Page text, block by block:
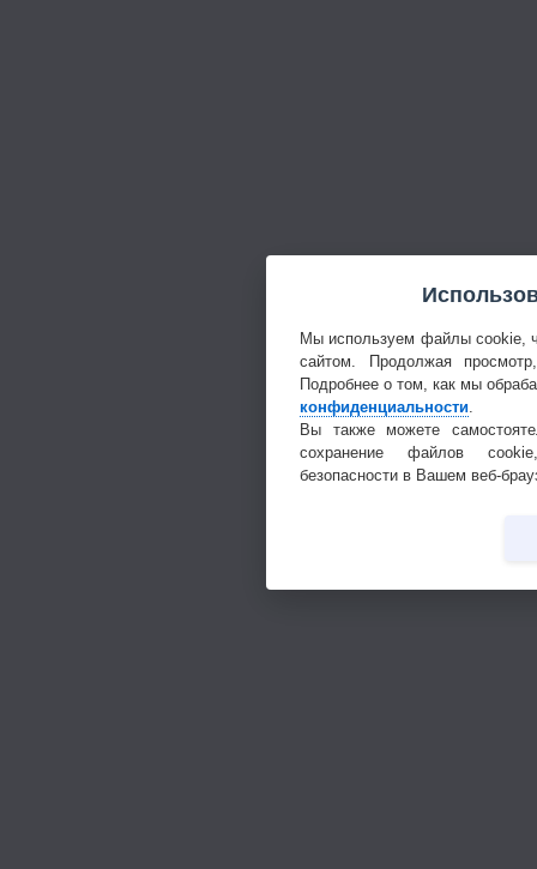
Мы используем файлы cookie,
сайтом. Продолжая
Подробнее о том, как мы
конфиденциальности
Вы также можете
сохранение файлов
безопасности в Вашем веб-